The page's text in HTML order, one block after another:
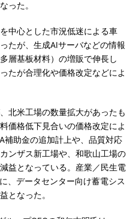
った。
中心とした市況低迷による車
たが、生成AIサーバなどの情報
層基板材料）の増販で伸長し
たが合理化や価格改定などによ
北米工場の数量拡大があったも
価格低下見合いの価格改定によ
補助金の追加計上や、品質対応
ンザス新工場や、和歌山工場の
益となっている。産業／民生電
、データセンター向け蓄電シス
となった。